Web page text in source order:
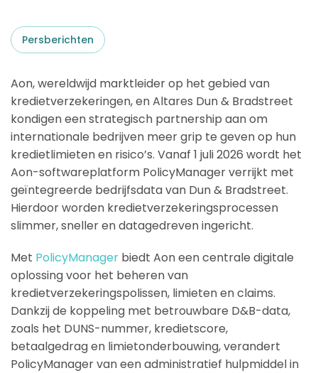
Persberichten
Aon, wereldwijd marktleider op het gebied van
kredietverzekeringen, en Altares Dun & Bradstreet
kondigen een strategisch partnership aan om
internationale bedrijven meer grip te geven op hun
kredietlimieten en risico’s. Vanaf 1 juli 2026 wordt het
Aon-softwareplatform PolicyManager verrijkt met
geïntegreerde bedrijfsdata van Dun & Bradstreet.
Hierdoor worden kredietverzekeringsprocessen
slimmer, sneller en datagedreven ingericht.
Met PolicyManager biedt Aon een centrale digitale
oplossing voor het beheren van
kredietverzekeringspolissen, limieten en claims.
Dankzij de koppeling met betrouwbare D&B-data,
zoals het DUNS-nummer, kredietscore,
betaalgedrag en limietonderbouwing, verandert
PolicyManager van een administratief hulpmiddel in